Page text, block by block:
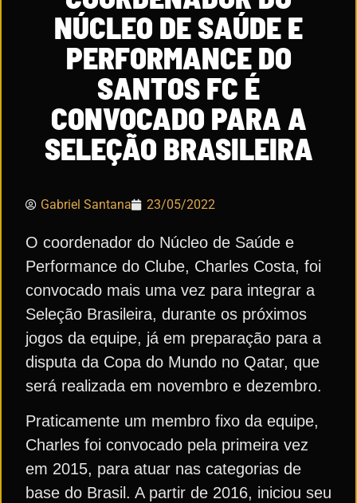
NÚCLEO DE SAÚDE E
PERFORMANCE DO
SANTOS FC É
CONVOCADO PARA A
SELEÇÃO BRASILEIRA
Gabriel Santana 23/05/2022
O coordenador do Núcleo de Saúde e
Performance do Clube, Charles Costa, foi
convocado mais uma vez para integrar a
Seleção Brasileira, durante os próximos
jogos da equipe, já em preparação para a
disputa da Copa do Mundo no Qatar, que
será realizada em novembro e dezembro.
Praticamente um membro fixo da equipe,
Charles foi convocado pela primeira vez
em 2015, para atuar nas categorias de
base do Brasil. A partir de 2016, iniciou seu